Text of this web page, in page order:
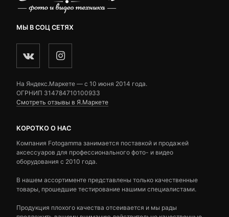
МЫ В СОЦ СЕТЯХ
На Яндекс.Маркете — c 10 июня 2014 года.
ОГРНИП 314784710100933
Смотреть отзывы в Я.Маркете
КОРОТКО О НАС
Компания Fotogamma занимается поставкой и продажей
аксессуаров для профессионального фото- и видео
оборудования с 2010 года.
В нашем ассортименте представлены только качественные
товары, прошедшие тестирование нашими специалистами.
Продукция плохого качества отсеивается и мы рады